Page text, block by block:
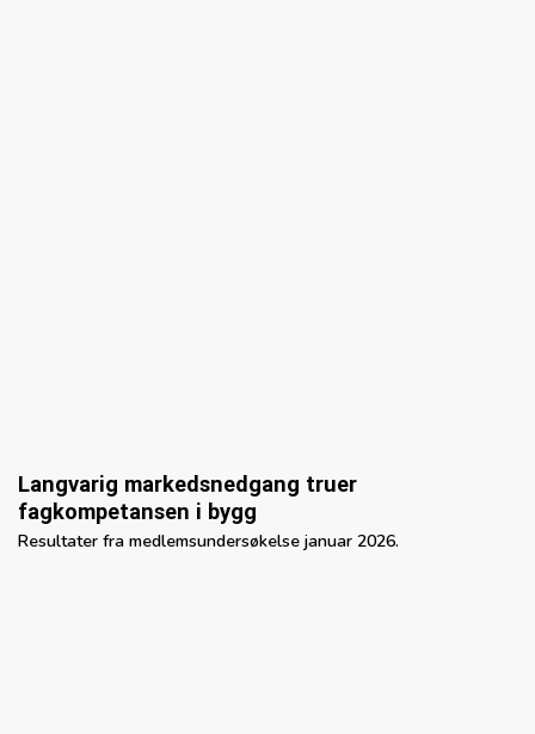
Langvarig markedsnedgang truer
fagkompetansen i bygg
Resultater fra medlemsundersøkelse januar 2026.